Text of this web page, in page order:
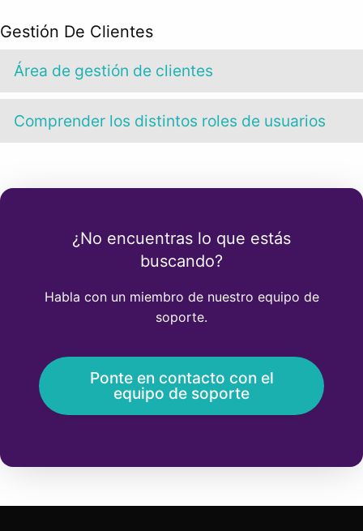
Gestión De Clientes
Área de gestión de clientes
Comprender los distintos roles de usuarios
¿No encuentras lo que estás
buscando?
Habla con un miembro de nuestro equipo de
soporte.
Ponte en contacto con el
equipo de soporte